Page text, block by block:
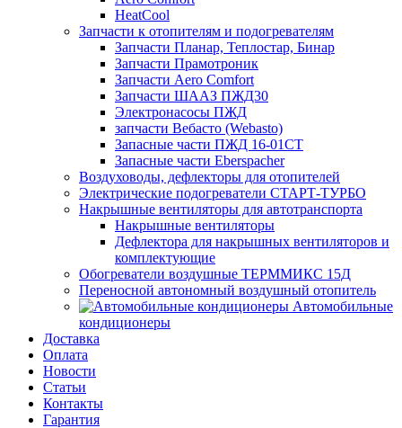
HeatCool
Запчасти к отопителям и подогревателям
Запчасти Планар, Теплостар, Бинар
Запчасти Прамотроник
Запчасти Aero Comfort
Запчасти ШААЗ ПЖД30
Электронасосы ПЖД
запчасти Вебасто (Webasto)
Запасные части ПЖД 16-01СТ
Запасные части Eberspacher
Воздуховоды, дефлекторы для отопителей
Электрические подогреватели СТАРТ-ТУРБО
Накрышные вентиляторы для автотранспорта
Накрышные вентиляторы
Дефлектора для накрышных вентиляторов и
комплектующие
Обогреватели воздушные ТЕРММИКС 15Д
Переносной автономный воздушный отопитель
Автомобильные
кондиционеры
Доставка
Оплата
Новости
Статьи
Контакты
Гарантия